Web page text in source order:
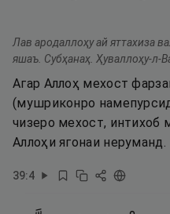
Лав ародаллоҳу ай яттахиза
яшаъ. Субҳанаҳ. Ҳуваллоҳу-л-
Агар Аллоҳ мехост
(мушриконро
чизеро мехост, интихоб
Аллоҳи ягонаи неруманд.
39:4